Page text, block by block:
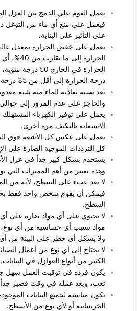
يعمل الفوم علي الدمج بين العزل
فيعمل على منع أي ماء من التوغل
على التأثير على البناية.
يعمل على خفض الحرارة بمعدل
الحرارة
الحرارة في
درجة الحرارة إلى أقل من 35 درجة مئوية، أي بمعدل كبير جداً.
تعد نسبة نفاذية الماء منه شبه
والحاجز على عدم المرور إلى حوالي 100%.
يعمل على توفير الكهرباء
الاستعانة بالتكيف مرة أخرى.
يعمل على عكس كل الأشعة فوق
كل الترددات الموجية الضارة على
يستخدم بشكل كبير جداً في عزل
وهذه تعتبر من أهم المميزات التي
لا يعد عبء على السطح، لأنه من
فيمكن أن يقوم شخص واحد فقط
السطح.
لا يحتوي على أي مواد ضارة على
مواد تسبب أي حساسية من أي نوع،
ولا يشكل أي خطر على البيئة من
لا يحتاج إلى أي نوع من أعمال
الكثير من أنواع العوازل في البنايات.
يكون فرده في توقيت العمل سهل
تعب، ويعد عمله في وقت قصير
تكون مناسبة لجميع البنايات
الخرسانية أو لأي نوع من الأسطح.